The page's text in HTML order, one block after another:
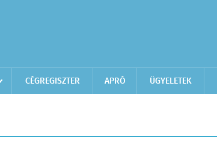
CÉGREGISZTER APRÓ ÜGYELETEK